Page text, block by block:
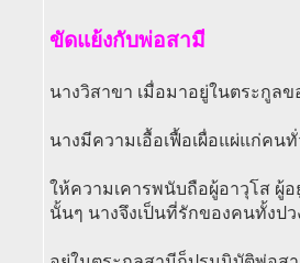
ขัดแย้งกับพ่อสามี
นางวิสาขา เมื่อมาอยู่ในตระกูล
นางมีความเอื้อเฟื้อเผื่อแผ่แก่คน
ให้ความเคารพนับถือผู้อาวุโส ผู้อ
นั้นๆ นางจึงเป็นที่รักของคนทั้งปว